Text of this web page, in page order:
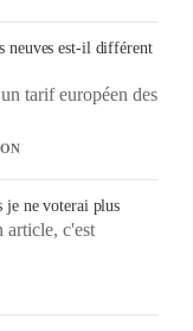
neuves est-il différent
tarif européen des
je ne voterai plus
article, c'est